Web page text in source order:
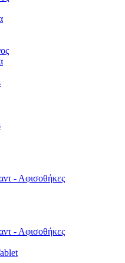
- Αφισοθήκες
- Αφισοθήκες